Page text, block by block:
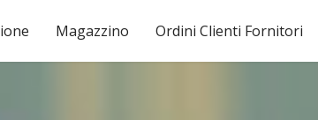
Magazzino Ordini Clienti Fornitori